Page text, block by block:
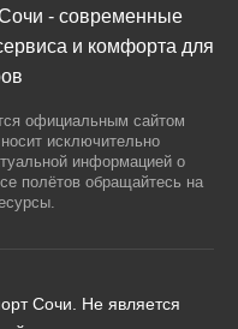
- современные
и комфорта для
официальным сайтом
исключительно
информацией о
полётов обращайтесь на
Сочи. Не является